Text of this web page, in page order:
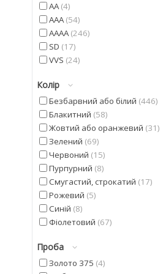
AA 4
AAA 54
AAAA 246
SD 17
VVS 24
Колір
Безбарвний або білий 446
Блакитний 58
Жовтий або оранжевий 31
Зелений 69
Червоний 15
Пурпурний 8
Смугастий, строкатий 17
Рожевий 5
Синій 8
Фіолетовий 67
Проба
Золото 375 4